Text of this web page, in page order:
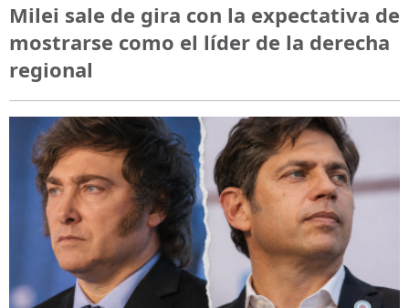
Milei sale de gira con la expectativa de
mostrarse como el líder de la derecha
regional